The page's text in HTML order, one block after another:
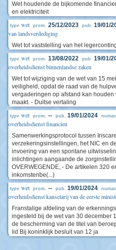
Wet houdende de bijkomende
en elektriciteit
type wet prom. 25/12/2023 pub. 19/01/
van landsverdediging
Wet tot vaststelling van het
type wet prom. 13/08/2022 pub. 19/01/
overheidsdienst binnenlandse zaken
Wet tot wijziging van de wet van 15
veiligheid, opdat de raad van de
vergaderingen op afstand kan
maakt. - Duitse vertaling
type wet prom. -- pub. 19/01/2024 numac
overheidsdienst financien
Samenwerkingsprotocol tussen
verzekeringsinstellingen, het NIC en
invoering van een spontane
inlichtingen aangaande de
OVERWEGENDE, - De artikelen 320
inkomstenbe(...)
type wet prom. -- pub. 19/01/2024 numac
overheidsdienst kanselarij van de eerste
Franstalige afdeling van de
ingesteld bij de wet van 30 december
de bescherming van de titel van
lid Bij koninklijk besluit van 12 ja